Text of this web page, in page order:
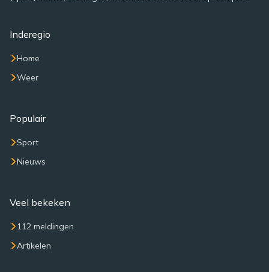
Inderegio
Home
Weer
Populair
Sport
Nieuws
Veel bekeken
112 meldingen
Artikelen